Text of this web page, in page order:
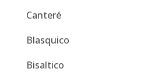
Canteré
Blasquico
Bisaltico